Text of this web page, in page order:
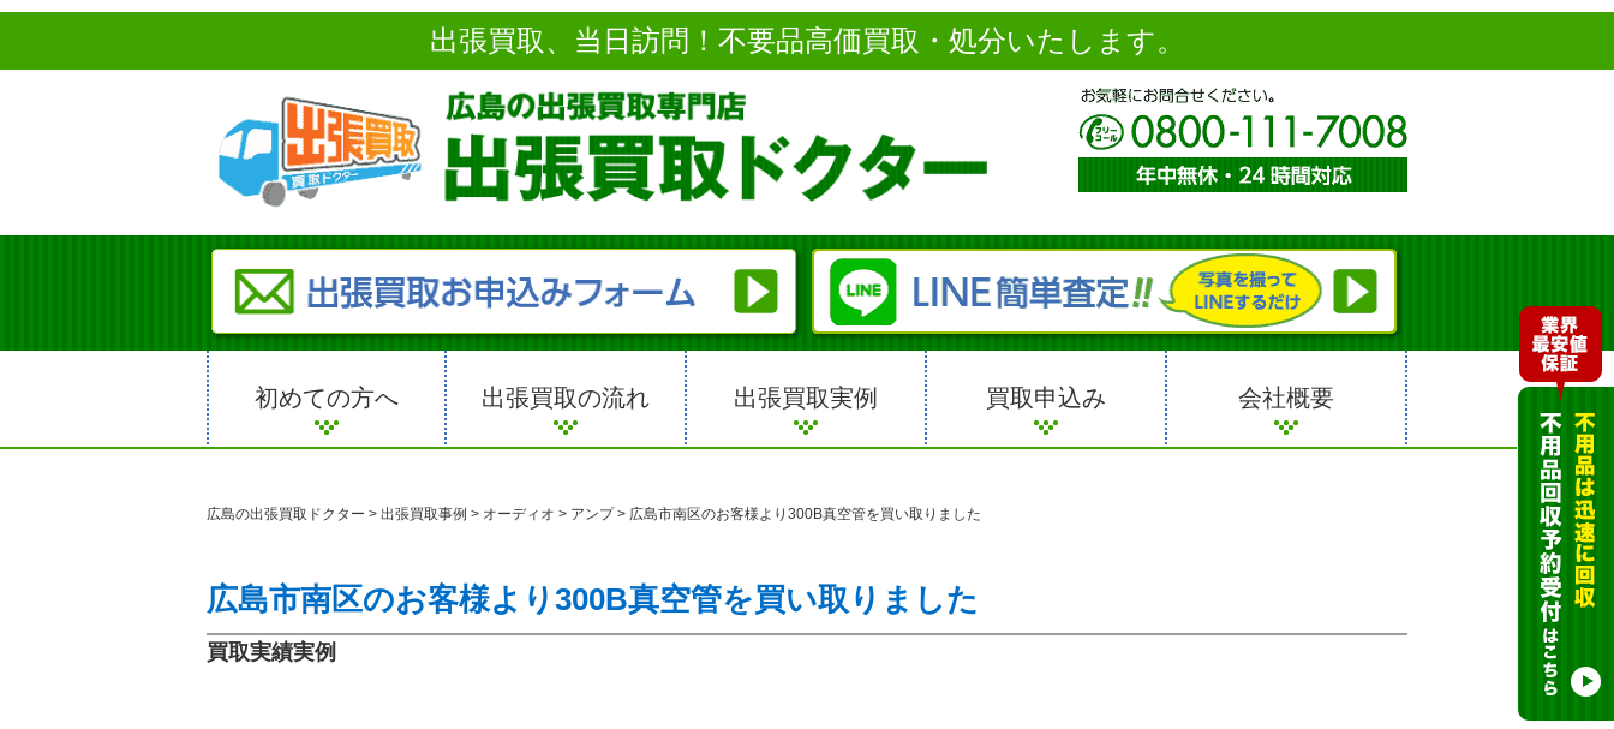
出張買取、当日訪問！不要品高価買取・処分いたします。
初めての方へ 出張買取の流れ 出張買取実例 買取申込み 会社概要
広島の出張買取ドクター > 出張買取事例 > オーディオ > アンプ> 広島市南区のお客様より300B真空管を買い取りました
広島市南区のお客様より300B真空管を買い取りました
買取実績実例